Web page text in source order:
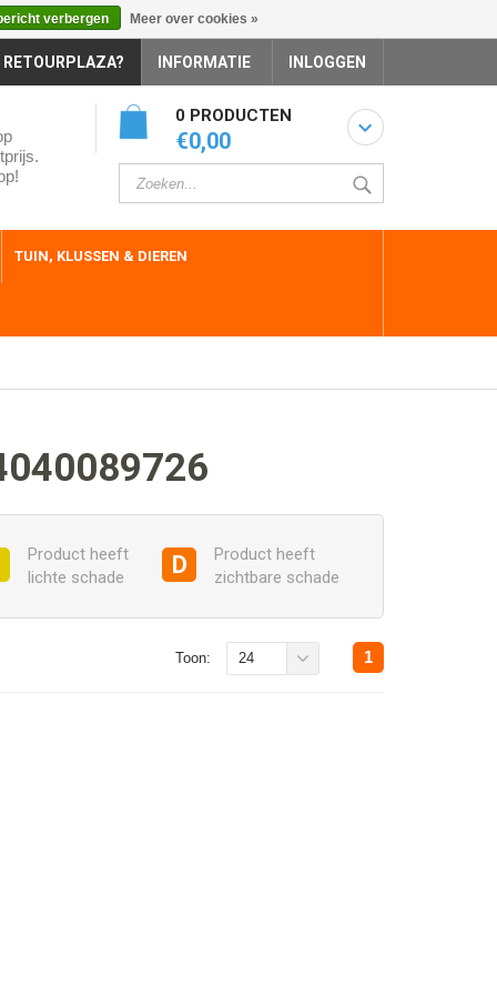
RETOURPLAZA? INFORMATIE INLOGGEN
0 PRODUCTEN
€0,00
TUIN, KLUSSEN & DIEREN
Product heeft
lichte schade
D
Product heeft
zichtbare schade
1
Toon: 24
verbergen Meer over cookies »